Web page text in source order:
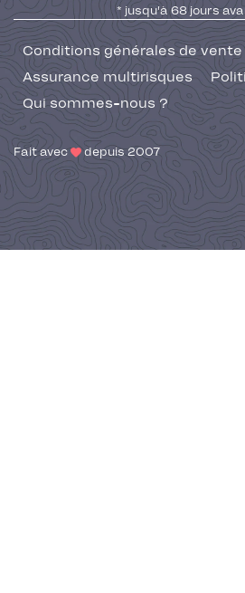
* jusqu'à 68 jours
Conditions générales de vente
Assurance multirisques
Qui sommes-nous ?
Fait avec depuis 2007